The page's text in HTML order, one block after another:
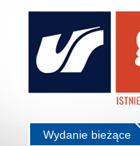
Wydanie bieżące